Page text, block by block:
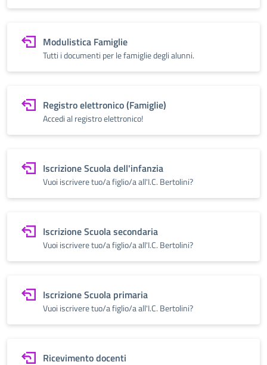
Modulistica Famiglie
Tutti i documenti per le famiglie degli alunni.
Registro elettronico (Famiglie)
Accedi al registro elettronico!
Iscrizione Scuola dell'infanzia
Vuoi iscrivere tuo/a figlio/a all'I.C. Bertolini?
Iscrizione Scuola secondaria
Vuoi iscrivere tuo/a figlio/a all'I.C. Bertolini?
Iscrizione Scuola primaria
Vuoi iscrivere tuo/a figlio/a all'I.C. Bertolini?
Ricevimento docenti